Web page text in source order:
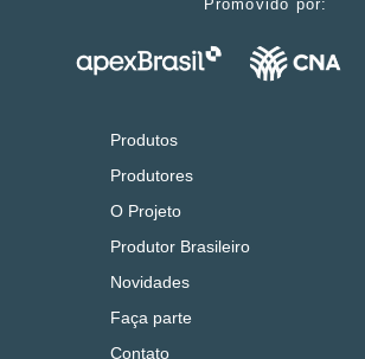
Promovido por:
Produtos
Produtores
O Projeto
Produtor Brasileiro
Novidades
Faça parte
Contato